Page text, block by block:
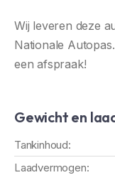
Wij leveren deze
Nationale
een afspraak!
Gewicht en
Tankinhoud:
Laadvermogen: